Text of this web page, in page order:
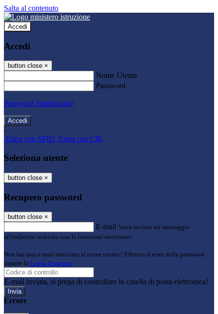
Salta al contenuto
Accedi
Accedi
button close ×
Nome Utente
Password
Password dimenticata?
-
Entra con SPID Entra con CIE
Seleziona utente
button close ×
Recupero password
button close ×
E-mail Verrà inviato un messaggio
all'indirizzo indicato con le istruzioni necessarie.
Non hai una e-mail associata al nome utente? Effettua il reset della password
tramite la Login Spaggiari
E-mail inviata, si prega di controllare la casella di posta elettronica!
Errore